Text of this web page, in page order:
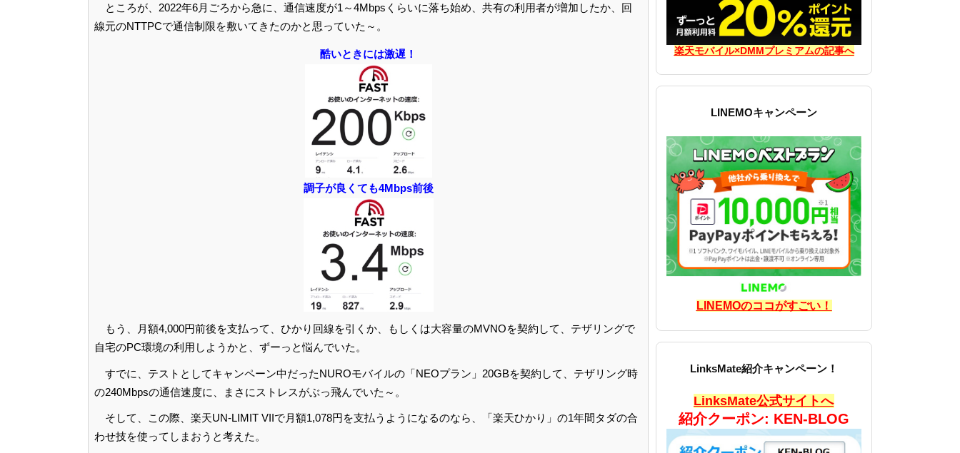
ところが、2022年6月ごろから急に、通信速度が1～4Mbpsくらいに落ち始め、共有の利用者が増加したか、回
線元のNTTPCで通信制限を敷いてきたのかと思っていた～。
酷いときには激遅！
調子が良くても4Mbps前後
もう、月額4,000円前後を支払って、ひかり回線を引くか、もしくは大容量のMVNOを契約して、テザリングで
自宅のPC環境の利用しようかと、ずーっと悩んでいた。
すでに、テストとしてキャンペーン中だったNUROモバイルの「NEOプラン」20GBを契約して、テザリング時
の240Mbpsの通信速度に、まさにストレスがぶっ飛んでいた～。
そして、この際、楽天UN-LIMIT VIIで月額1,078円を支払うようになるのなら、「楽天ひかり」の1年間タダの合
わせ技を使ってしまおうと考えた。
楽天モバイル×DMMプレミアムの記事へ
LINEMOキャンペーン
LINEMOのココがすごい！
LinksMate紹介キャンペーン！
LinksMate公式サイトへ
紹介クーポン: KEN-BLOG